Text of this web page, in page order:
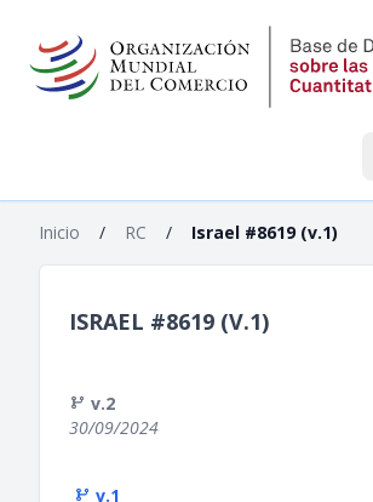
Inicio / RC / Israel #8619 (v.1)
ISRAEL #8619 (V.1)
v.2
30/09/2024
v.1